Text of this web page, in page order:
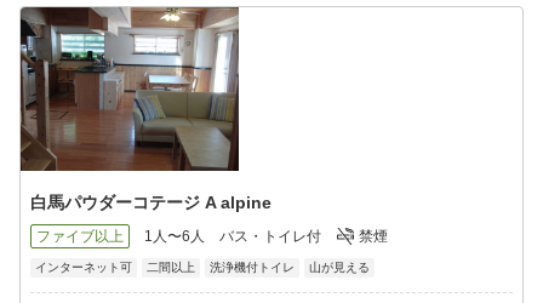
白馬パウダーコテージ A alpine
ファイブ以上 1人〜6人 バス・トイレ付 禁煙
インターネット可 二間以上 洗浄機付トイレ 山が見える